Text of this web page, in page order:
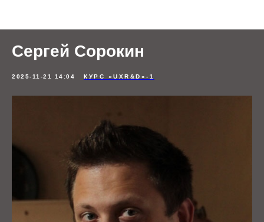
Сергей Сорокин
2025-11-21 14:04 КУРС «UXR&D»-1